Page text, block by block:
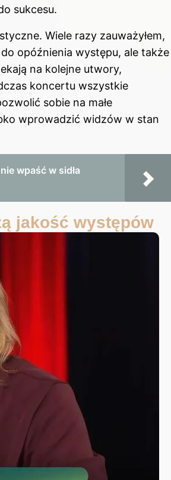
sukcesu.
Wiele razy zauważyłem,
opóźnienia występu, ale także
na kolejne utwory,
koncertu wszystkie
sobie na małe
wprowadzić widzów w stan
wpaść w sidła
jakość występów